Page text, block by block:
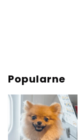
Popularne